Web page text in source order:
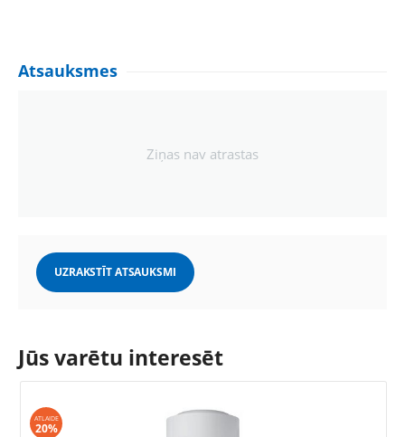
Atsauksmes
Ziņas nav atrastas
UZRAKSTĪT ATSAUKSMI
Jūs varētu interesēt
ATLAIDE
20%